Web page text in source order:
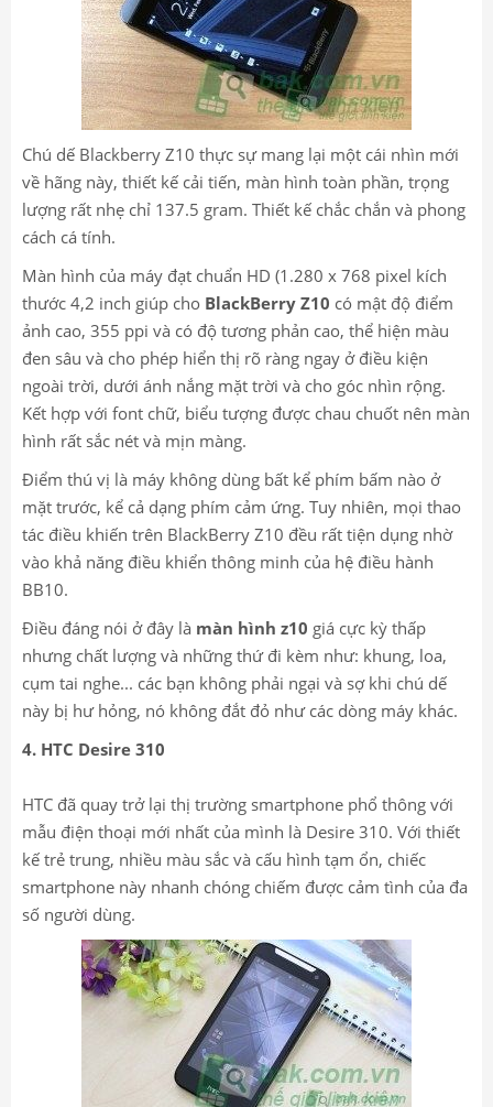
Chú dế Blackberry Z10 thực sự mang lại một cái nhìn mới
về hãng này, thiết kế cải tiến, màn hình toàn phần, trọng
lượng rất nhẹ chỉ 137.5 gram. Thiết kế chắc chắn và phong
cách cá tính.
Màn hình của máy đạt chuẩn HD (1.280 x 768 pixel kích
thước 4,2 inch giúp cho BlackBerry Z10 có mật độ điểm
ảnh cao, 355 ppi và có độ tương phản cao, thể hiện màu
đen sâu và cho phép hiển thị rõ ràng ngay ở điều kiện
ngoài trời, dưới ánh nắng mặt trời và cho góc nhìn rộng.
Kết hợp với font chữ, biểu tượng được chau chuốt nên màn
hình rất sắc nét và mịn màng.
Điểm thú vị là máy không dùng bất kể phím bấm nào ở
mặt trước, kể cả dạng phím cảm ứng. Tuy nhiên, mọi thao
tác điều khiến trên BlackBerry Z10 đều rất tiện dụng nhờ
vào khả năng điều khiển thông minh của hệ điều hành
BB10.
Điều đáng nói ở đây là màn hình z10 giá cực kỳ thấp
nhưng chất lượng và những thứ đi kèm như: khung, loa,
cụm tai nghe... các bạn không phải ngại và sợ khi chú dế
này bị hư hỏng, nó không đắt đỏ như các dòng máy khác.
4. HTC Desire 310
HTC đã quay trở lại thị trường smartphone phổ thông với
mẫu điện thoại mới nhất của mình là Desire 310. Với thiết
kế trẻ trung, nhiều màu sắc và cấu hình tạm ổn, chiếc
smartphone này nhanh chóng chiếm được cảm tình của đa
số người dùng.